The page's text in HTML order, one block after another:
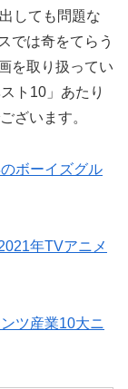
しても問題な
では奇をてらう
を取り扱ってい
ト10」あたり
ざいます。
ボーイズグル
年TVアニメ
ツ産業10大ニ